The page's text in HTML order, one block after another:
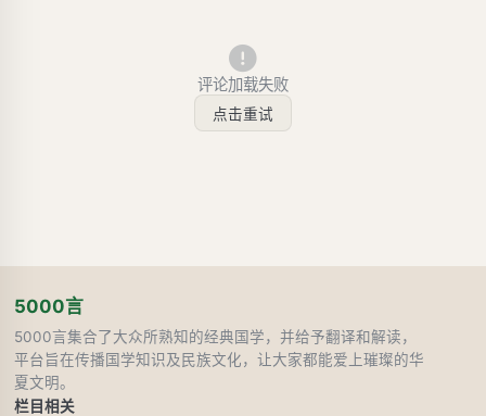
评论加载失败
点击重试
5000言
5000言集合了大众所熟知的经典国学，并给予翻译和解读，
平台旨在传播国学知识及民族文化，让大家都能爱上璀璨的华
夏文明。
栏目相关